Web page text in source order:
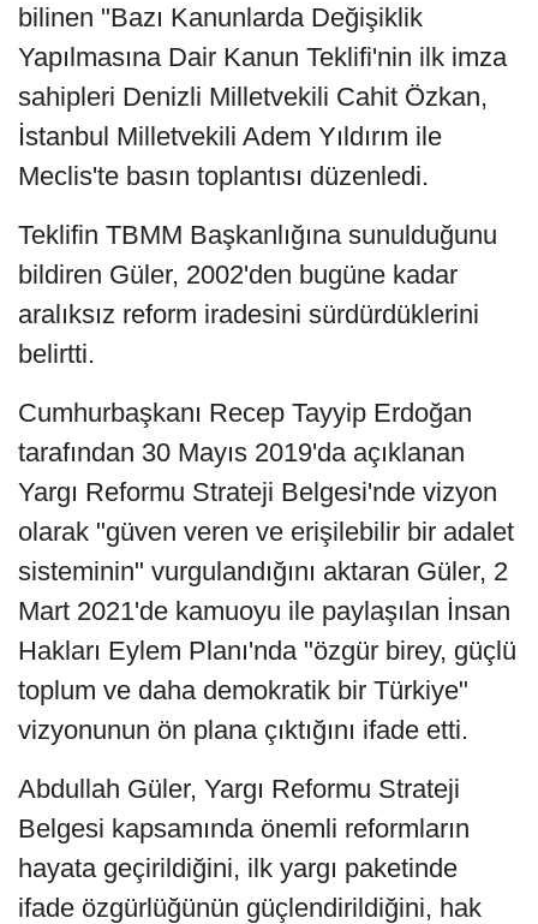
bilinen "Bazı Kanunlarda Değişiklik
Yapılmasına Dair Kanun Teklifi'nin ilk imza
sahipleri Denizli Milletvekili Cahit Özkan,
İstanbul Milletvekili Adem Yıldırım ile
Meclis'te basın toplantısı düzenledi.
Teklifin TBMM Başkanlığına sunulduğunu
bildiren Güler, 2002'den bugüne kadar
aralıksız reform iradesini sürdürdüklerini
belirtti.
Cumhurbaşkanı Recep Tayyip Erdoğan
tarafından 30 Mayıs 2019'da açıklanan
Yargı Reformu Strateji Belgesi'nde vizyon
olarak "güven veren ve erişilebilir bir adalet
sisteminin" vurgulandığını aktaran Güler, 2
Mart 2021'de kamuoyu ile paylaşılan İnsan
Hakları Eylem Planı'nda "özgür birey, güçlü
toplum ve daha demokratik bir Türkiye"
vizyonunun ön plana çıktığını ifade etti.
Abdullah Güler, Yargı Reformu Strateji
Belgesi kapsamında önemli reformların
hayata geçirildiğini, ilk yargı paketinde
ifade özgürlüğünün güçlendirildiğini, hak